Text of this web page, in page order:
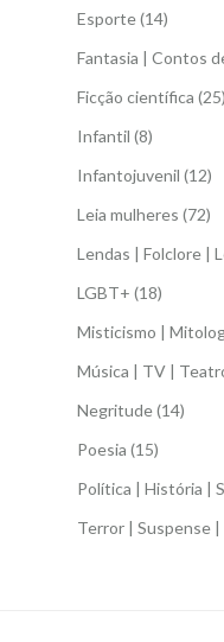
Esporte(14)
Fantasia | Contos
Ficção científica (25)
Infantil (8)
Infantojuvenil (12)
Leia mulheres (72)
Lendas | Folclore |
LGBT+ (18)
Misticismo |
Música | TV |
Negritude(14)
Poesia (15)
Política | História |
Terror | Suspense